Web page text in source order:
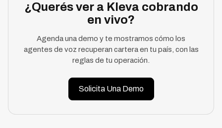
¿Querés ver a Kleva cobrando
en vivo?
Agenda una demo y te mostramos cómo los
agentes de voz recuperan cartera en tu país, con las
reglas de tu operación.
Solicita Una Demo